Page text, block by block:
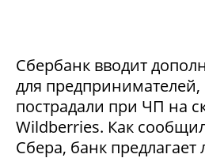
Сбербанк вводит
для
пострадали при ЧП на
Wildberries. Как
Сбера, банк предлагает